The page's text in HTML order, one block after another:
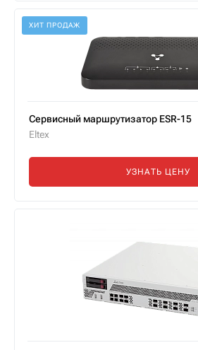
ХИТ ПРОДАЖ
Сервисный маршрутизатор ESR-15
Eltex
УЗНАТЬ ЦЕНУ